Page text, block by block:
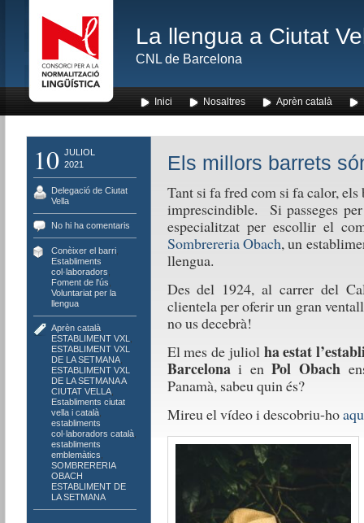
La llengua a Ciutat
CNL de Barcelona
Inici Nosaltres Aprèn català
10 JULIOL
2021
Delegació de Ciutat
Vella
No hi ha comentaris
Conèixer el barri,
Establiments
col·laboradors
Foment de l'ús
Voluntariat per la
llengua
Aprèn català,
ESTABLIMENT VXL
ESTABLIMENT VXL
DE LA SETMANA,
ESTABLIMENT VXL
DE LA SETMANA A
CIUTAT VELLA,
Establiments ciutat
vella i català,
establiments
col·laboradors català,
establiments
emblemàtics
SOMBRERERIA
OBACH
ESTABLIMENT DE
LA SETMANA
Els millors barrets
Tant si fa fred com si fa calor,
imprescindible. Si passeges
especialitzat per escollir el
Sombrereria Obach, un
llengua.
Des del 1924, al carrer del
clientela per oferir un gran
no us decebrà!
El mes de juliol ha estat
Barcelonai enPol Obach
Panamà, sabeu quin és?
Mireu el vídeo i descobriu-ho